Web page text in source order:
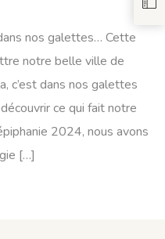
nos galettes… Cette
notre belle ville de
c’est dans nos galettes
ce qui fait notre
2024, nous avons
[…]